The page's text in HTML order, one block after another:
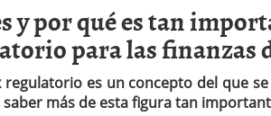
whales
suelen
llegar
tarde 16
de abril
y por qué es tan
para las finanzas
regulatorio es un concepto del que
saber más de esta figura tan